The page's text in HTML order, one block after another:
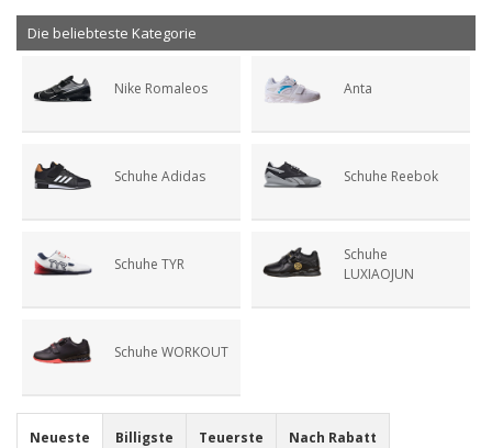
Die beliebteste Kategorie
Nike Romaleos Anta
Schuhe Adidas Schuhe Reebok
Schuhe TYR
Schuhe
LUXIAOJUN
Schuhe WORKOUT
Neueste Billigste Teuerste Nach Rabatt